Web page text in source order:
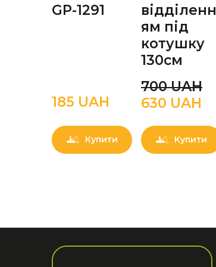
GP-1291
185 UAН
Купити
відділенн
ям під
котушку
130см
700 UAН
630 UAН
Купити